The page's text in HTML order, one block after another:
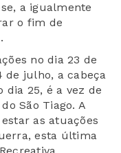
a igualmente
o fim de
no dia 23 de
de julho, a cabeça
dia 25, é a vez de
São Tiago. A
as atuações
esta última